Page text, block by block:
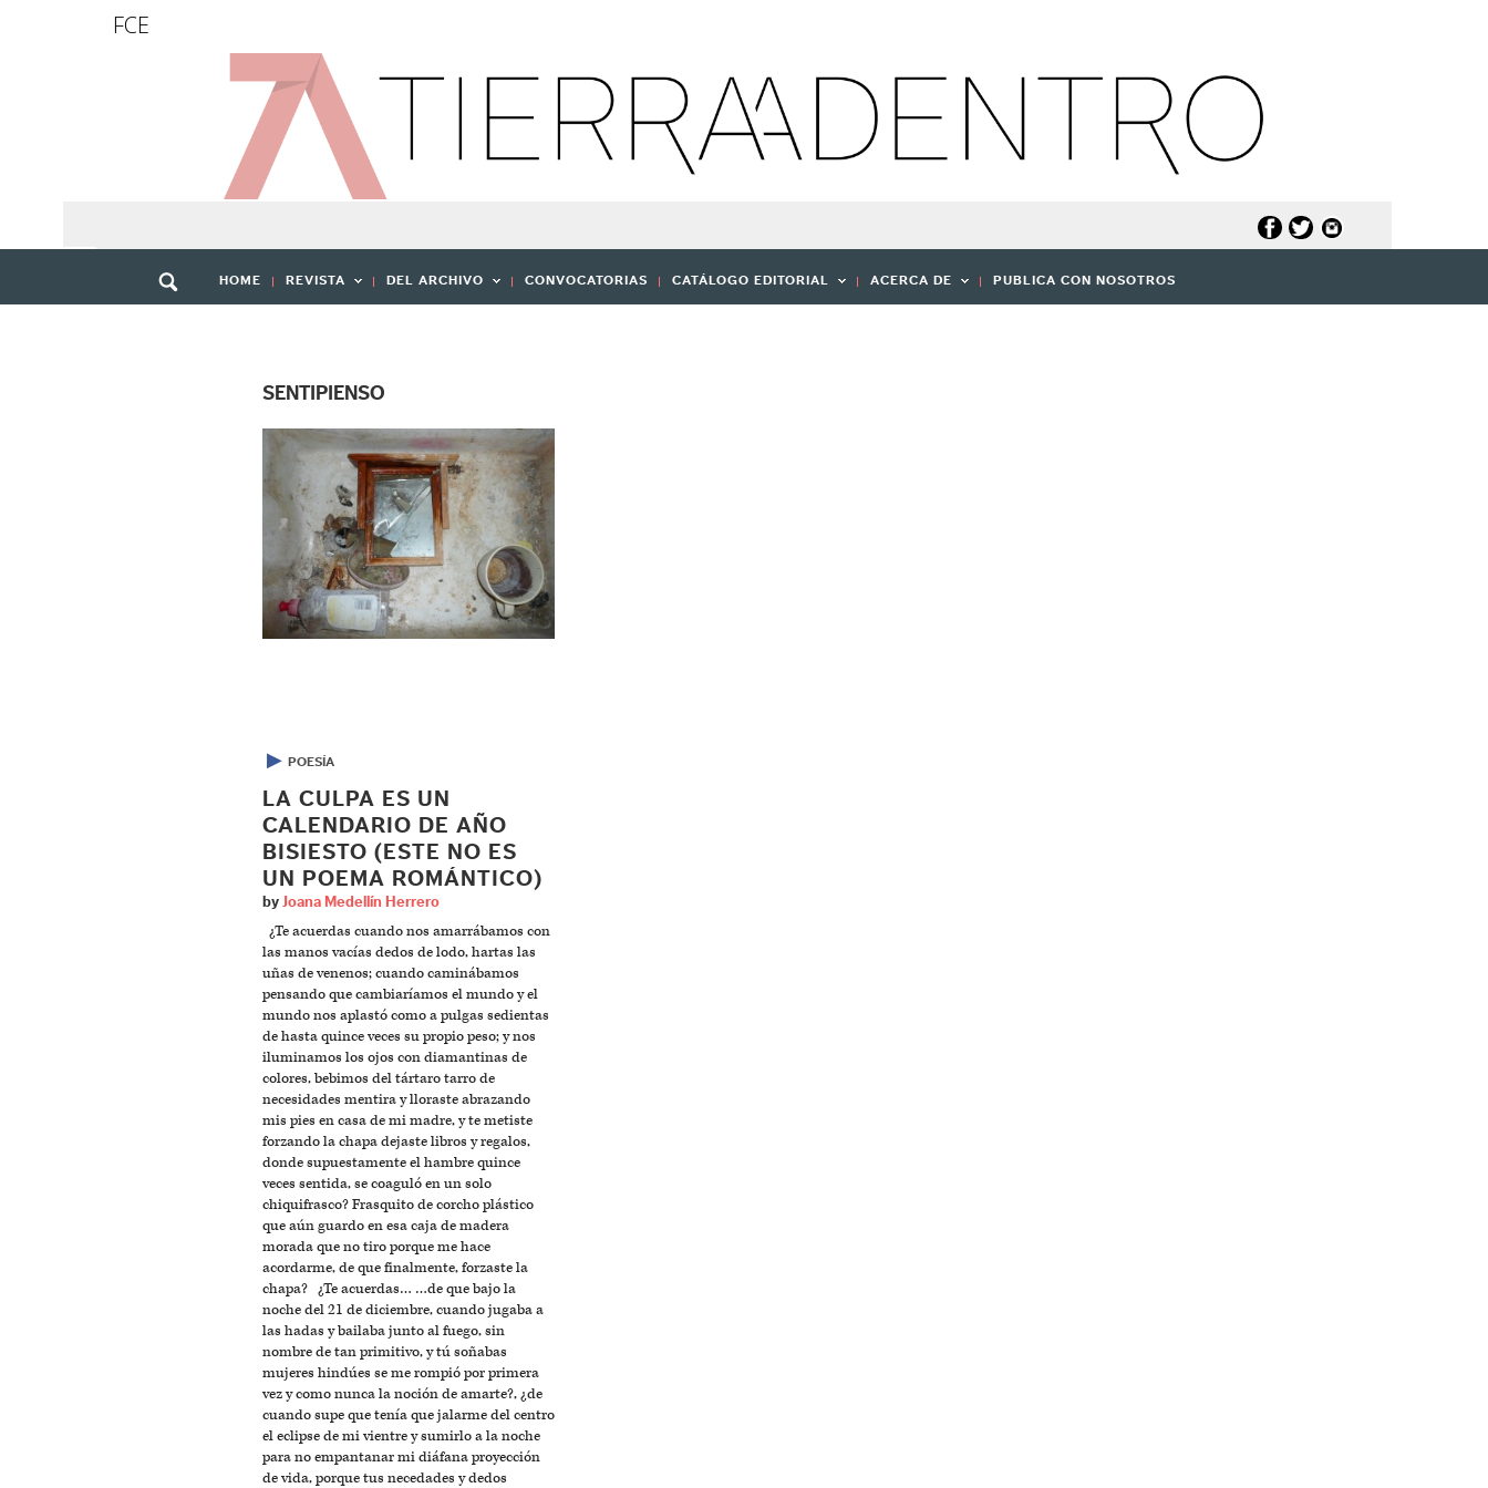
FCE
HOME REVISTA DEL ARCHIVO CONVOCATORIAS CATÁLOGO EDITORIAL ACERCA DE PUBLICA CON NOSOTROS
SENTIPIENSO
▶ POESÍA
LA CULPA ES UN
CALENDARIO DE AÑO
BISIESTO (ESTE NO ES
UN POEMA ROMÁNTICO)
by Joana Medellín Herrero
¿Te acuerdas cuando nos amarrábamos con
las manos vacías dedos de lodo, hartas las
uñas de venenos; cuando caminábamos
pensando que cambiaríamos el mundo y el
mundo nos aplastó como a pulgas sedientas
de hasta quince veces su propio peso; y nos
iluminamos los ojos con diamantinas de
colores, bebimos del tártaro tarro de
necesidades mentira y lloraste abrazando
mis pies en casa de mi madre, y te metiste
forzando la chapa dejaste libros y regalos,
donde supuestamente el hambre quince
veces sentida, se coaguló en un solo
chiquifrasco? Frasquito de corcho plástico
que aún guardo en esa caja de madera
morada que no tiro porque me hace
acordarme, de que finalmente, forzaste la
chapa? ¿Te acuerdas… …de que bajo la
noche del 21 de diciembre, cuando jugaba a
las hadas y bailaba junto al fuego, sin
nombre de tan primitivo, y tú soñabas
mujeres hindúes se me rompió por primera
vez y como nunca la noción de amarte?, ¿de
cuando supe que tenía que jalarme del centro
el eclipse de mi vientre y sumirlo a la noche
para no empantanar mi diáfana proyección
de vida, porque tus necedades y dedos